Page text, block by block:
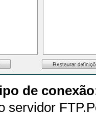
de conexão
servidor